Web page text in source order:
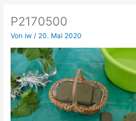
P2170500
Von iw / 20. Mai 2020